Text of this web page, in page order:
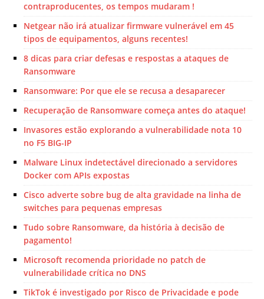
contraproducentes, os tempos mudaram !
Netgear não irá atualizar firmware vulnerável em 45
tipos de equipamentos, alguns recentes!
8 dicas para criar defesas e respostas a ataques de
Ransomware
Ransomware: Por que ele se recusa a desaparecer
Recuperação de Ransomware começa antes do ataque!
Invasores estão explorando a vulnerabilidade nota 10
no F5 BIG-IP
Malware Linux indetectável direcionado a servidores
Docker com APIs expostas
Cisco adverte sobre bug de alta gravidade na linha de
switches para pequenas empresas
Tudo sobre Ransomware, da história à decisão de
pagamento!
Microsoft recomenda prioridade no patch de
vulnerabilidade crítica no DNS
TikTok é investigado por Risco de Privacidade e pode